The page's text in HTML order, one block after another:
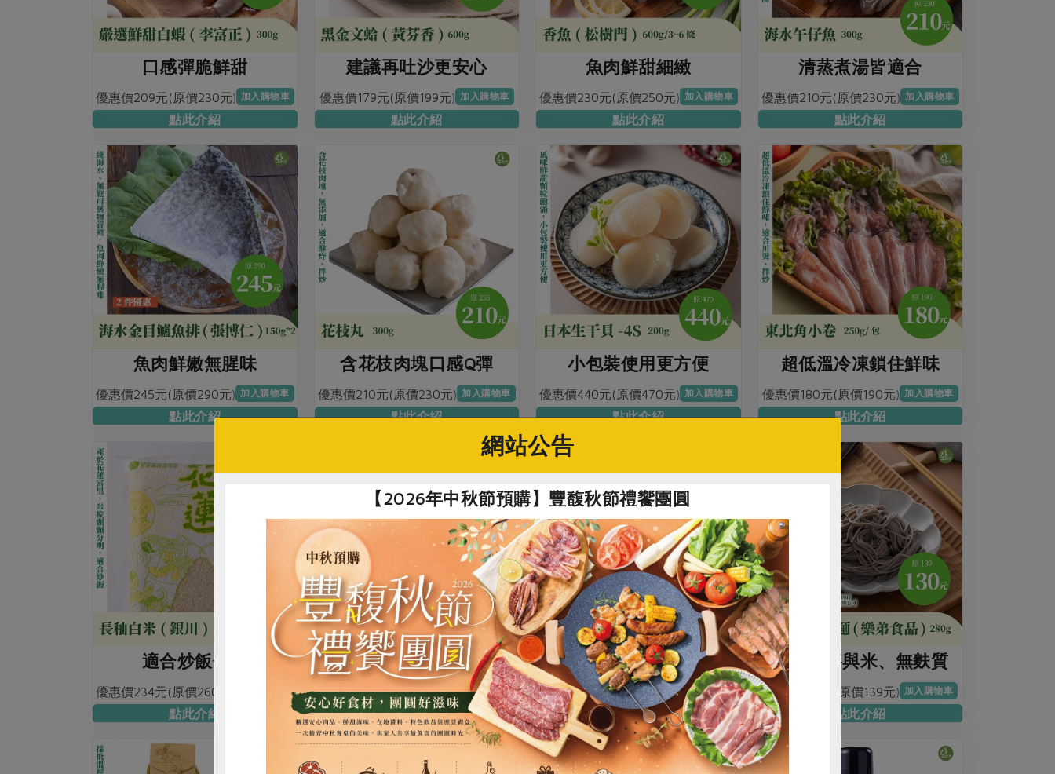
口感彈脆鮮甜
優惠價209元(原價230元) 加入購物車
點此介紹
建議再吐沙更安心
優惠價179元(原價199元) 加入購物車
點此介紹
魚肉鮮甜細緻
優惠價230元(原價250元) 加入購物車
點此介紹
清蒸煮湯皆適合
優惠價210元(原價230元) 加入購物車
點此介紹
魚肉鮮嫩無腥味
優惠價245元(原價290元) 加入購物車
點此介紹
含花枝肉塊口感Q彈
優惠價210元(原價230元) 加入購物車
點此介紹
小包裝使用更方便
優惠價440元(原價470元) 加入購物車
點此介紹
超低溫冷凍鎖住鮮味
優惠價180元(原價190元) 加入購物車
點此介紹
適合炒飯使用
優惠價234元(原價260元)
點此介紹
米粒熱香軟冷Q彈
優惠價234元(原價260元) 加入購物車
點此介紹
使用10%本土小麥粉
優惠價88元(原價93元) 加入購物車
點此介紹
80%蕎麥與米、無麩質
優惠價130元(原價139元) 加入購物車
點此介紹
惜食 RPET 食譜 減硝酸鹽 雞蛋 食安 共同購買
網站公告
【2026年中秋節預購】豐馥秋節禮饗團圓